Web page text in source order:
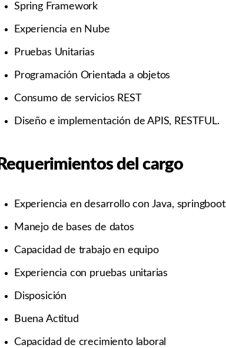
Spring Framework
Experiencia en Nube
Pruebas Unitarias
Programación Orientada a objetos
Consumo de servicios REST
Diseño e implementación de APIS, RESTFUL.
Requerimientos del cargo
Experiencia en desarrollo con Java, springboot
Manejo de bases de datos
Capacidad de trabajo en equipo
Experiencia con pruebas unitarias
Disposición
Buena Actitud
Capacidad de crecimiento laboral